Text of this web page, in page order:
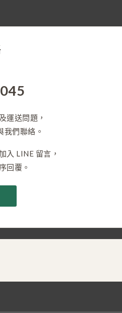
運送問題，
我們聯絡。
入 LINE 留言，
回覆。